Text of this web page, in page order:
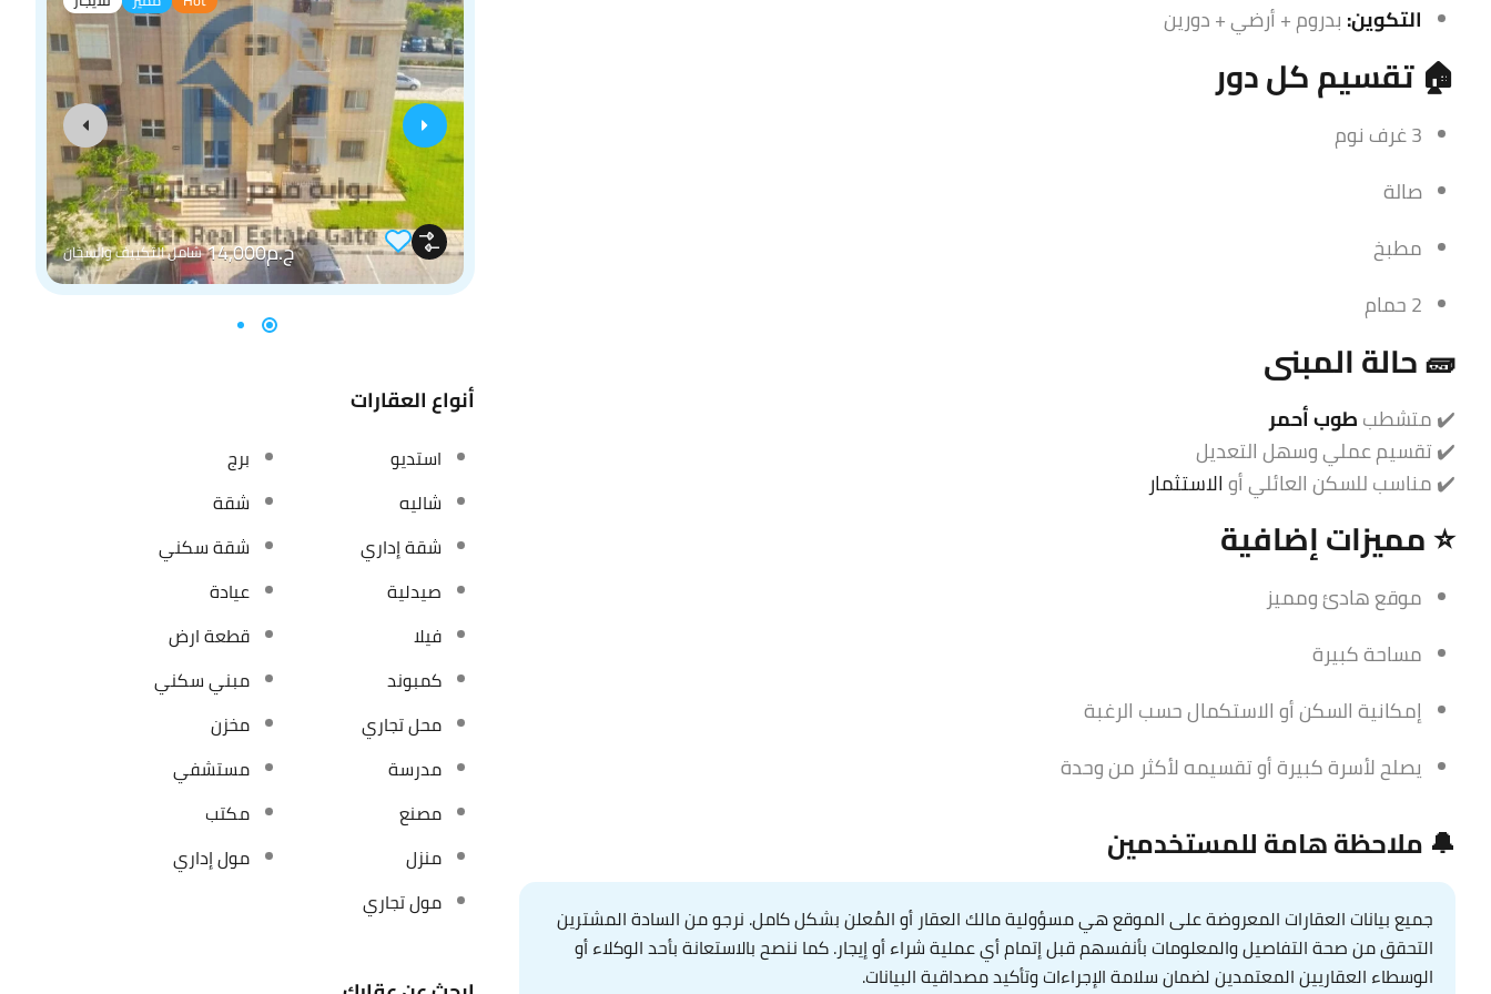
التكوين: بدروم + أرضي + دورين
🏠 تقسيم كل دور
3 غرف نوم
صالة
مطبخ
2 حمام
🧱 حالة المبنى
✔️ متشطبطوب أحمر
✔️ تقسيم عملي وسهل التعديل
✔️ مناسب للسكن العائلي أوالاستثمار
⭐ مميزات إضافية
موقع هادئ ومميز
مساحة كبيرة
إمكانية السكن أو الاستكمال حسب الرغبة
يصلح لأسرة كبيرة أو تقسيمه لأكثر من وحدة
🔔 ملاحظة هامة للمستخدمين
جميع بيانات العقارات المعروضة على الموقع هي مسؤولية مالك العقار أو المُعلن بشكل كامل. نرجو من السادة المشترين
التحقق من صحة التفاصيل والمعلومات بأنفسهم قبل إتمام أي عملية شراء أو إيجار. كما ننصح بالاستعانة بأحد الوكلاء أو
الوسطاء العقاريين المعتمدين لضمان سلامة الإجراءات وتأكيد مصداقية البيانات.
ج.م14,000 شامل التكييف والسخان
أنواع العقارات
استديو
برج
شاليه
شقة
شقة إداري
شقة سكني
صيدلية
عيادة
فيلا
قطعة ارض
كمبوند
مبني سكني
محل تجاري
مخزن
مدرسة
مستشفي
مصنع
مكتب
منزل
مول إداري
مول تجاري